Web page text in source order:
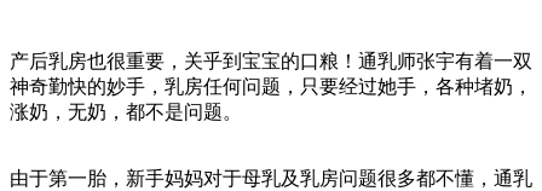
产后乳房也很重要，关乎到宝宝的口粮！通乳师张宇有着一双
神奇勤快的妙手，乳房任何问题，只要经过她手，各种堵奶，
涨奶，无奶，都不是问题。
由于第一胎，新手妈妈对于母乳及乳房问题很多都不懂，通乳